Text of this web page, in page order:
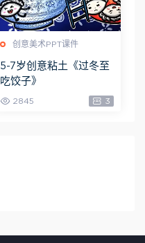
创意美术PPT课件
5-7岁创意粘土《过冬至
吃饺子》
2845 3